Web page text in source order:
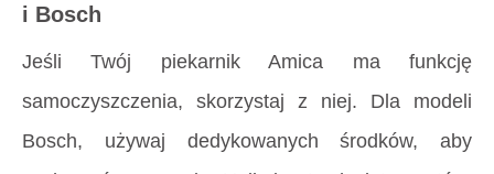
i Bosch
Jeśli Twój piekarnik Amica ma funkcję
samoczyszczenia, skorzystaj z niej. Dla modeli
Bosch, używaj dedykowanych środków, aby